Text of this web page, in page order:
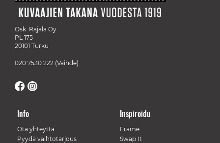
Osk. Rajala Oy
PL 175
20101 Turku
020 7530 222 (Vaihde)
Info
Ota yhteyttä
Pyydä vaihtotarjous
Inspiroidu
Frame
Swap It